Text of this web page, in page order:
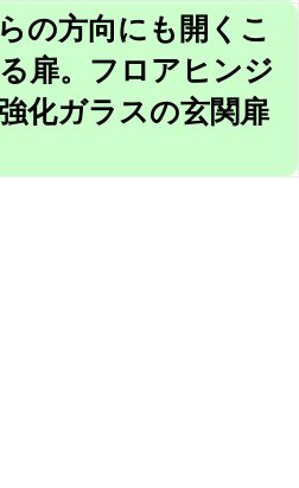
の方向にも開くこ
扉。フロアヒンジ
化ガラスの玄関扉